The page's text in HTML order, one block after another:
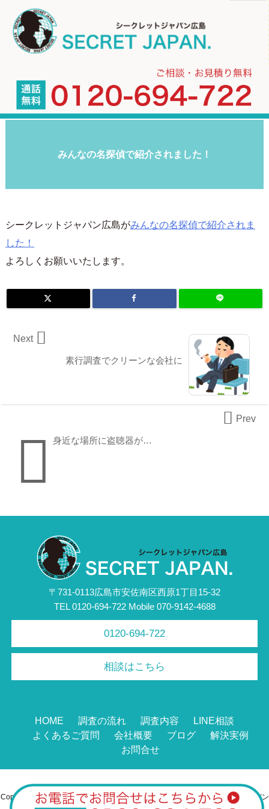
みんなの名探偵で紹介されました！
シークレットジャパン広島がみんなの名探偵で紹介されま
した！
よろしくお願いいたします。
素行調査でクリーンな会社に

Next
 身近な場所に盗聴器が…
 Prev
〒731-0113広島市安佐南区西原1丁目15-32
TEL 0120-694-722 Mobile 070-9142-4688
0120-694-722
相談はこちら
HOME 調査の流れ 調査内容
LINE相談
よくあるご質問
会社概要 ブログ
解決実例
お問合せ
Copyright ©2026 広島の不倫調査・浮気調査なら総合探偵社シークレットジャパン
広島All Rights Reserved.